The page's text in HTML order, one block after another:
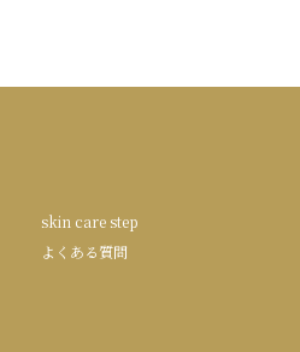
skin care step
よくある質問